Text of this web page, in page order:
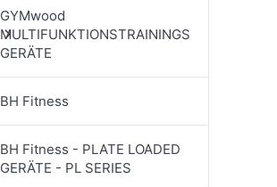
GYMwood
MULTIFUNKTIONSTRAININGS
GERÄTE
BH Fitness
BH Fitness - PLATE LOADED
GERÄTE - PL SERIES